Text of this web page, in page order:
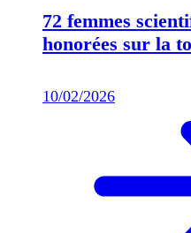
72 femmes
honorées sur la
10/02/2026